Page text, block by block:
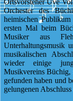
Ortsvorsteher Uve
Orchester des
heimischen
ersten Mal beim
Musiker aus
Unterhaltungsmusik
musikalischen
wieder einige
Musikvereins Büchig,
gefunden haben und
gelungenen